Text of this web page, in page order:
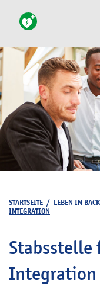
STARTSEITE / LEBEN IN
INTEGRATION
Stabsstelle
Integration